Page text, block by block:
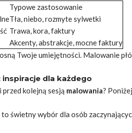
Typowe zastosowanie
Tła, niebo, rozmyte sylwetki
Trawa, kora, faktury
Akcenty, abstrakcje, mocne faktury
Twoje umiejętności. Malowanie
inspiracje dla każdego
kolejną sesją malowania?
świetny wybór dla osób